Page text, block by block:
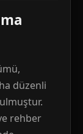
düzenli
rehber